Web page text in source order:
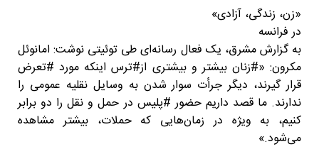
«زن، زندگی، آزادی»
در فرانسه
به گزارش مشرق، یک فعال رسانه‌ای طی توئیتی نوشت: امانوئل
مکرون: «#زنان بیشتر و بیشتری از#ترس اینکه مورد #تعرض
قرار گیرند، دیگر جرأت سوار شدن به وسایل نقلیه عمومی را
ندارند. ما قصد داریم حضور #پلیس در حمل و نقل را دو برابر
کنیم، به ویژه در زمان‌هایی که حملات، بیشتر مشاهده
می‌شود.»